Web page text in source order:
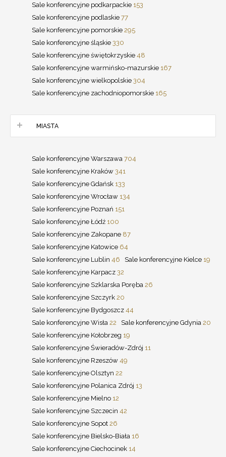
Sale konferencyjne podkarpackie 153
Sale konferencyjne podlaskie 77
Sale konferencyjne pomorskie 295
Sale konferencyjne śląskie 330
Sale konferencyjne świętokrzyskie 48
Sale konferencyjne warmińsko-mazurskie 167
Sale konferencyjne wielkopolskie 304
Sale konferencyjne zachodniopomorskie 165
MIASTA
Sale konferencyjne Warszawa 704
Sale konferencyjne Kraków 341
Sale konferencyjne Gdańsk 133
Sale konferencyjne Wrocław 134
Sale konferencyjne Poznań 151
Sale konferencyjne Łódź 100
Sale konferencyjne Zakopane 87
Sale konferencyjne Katowice 64
Sale konferencyjne Lublin 46 Sale konferencyjne Kielce 19
Sale konferencyjne Karpacz 32
Sale konferencyjne Szklarska Poręba 26
Sale konferencyjne Szczyrk 20
Sale konferencyjne Bydgoszcz 44
Sale konferencyjne Wisła 22 Sale konferencyjne Gdynia 20
Sale konferencyjne Kołobrzeg 19
Sale konferencyjne Świeradów-Zdrój 11
Sale konferencyjne Rzeszów 49
Sale konferencyjne Olsztyn 22
Sale konferencyjne Polanica Zdrój 13
Sale konferencyjne Mielno 12
Sale konferencyjne Szczecin 42
Sale konferencyjne Sopot 26
Sale konferencyjne Bielsko-Biała 16
Sale konferencyjne Ciechocinek 14